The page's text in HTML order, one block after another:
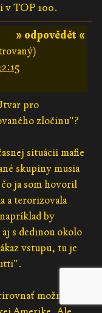
v TOP 100.
» odpovědět «
pro
zločinu"?
situácii mafie
skupiny musia
ja som hovoril
a terorizovala
by
s dedinou okolo
vstupu, tu je
možno